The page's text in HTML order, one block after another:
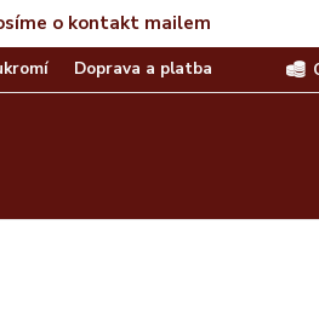
o kontakt mailem
Doprava a platba